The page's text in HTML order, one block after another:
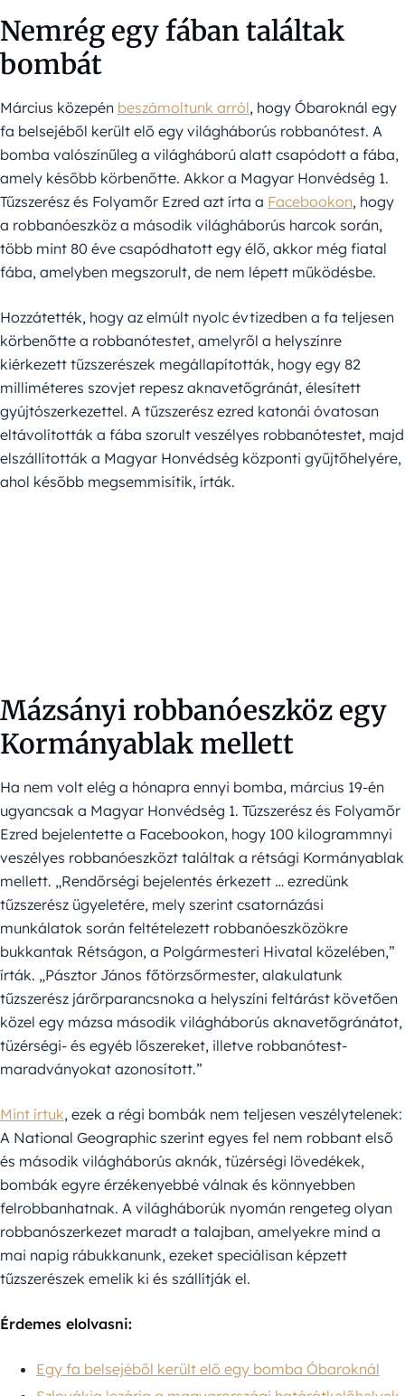
Nemrég egy fában találtak
bombát
Március közepén beszámoltunk arról, hogy Óbaroknál egy
fa belsejéből került elő egy világháborús robbanótest. A
bomba valószínűleg a világháború alatt csapódott a fába,
amely később körbenőtte. Akkor a Magyar Honvédség 1.
Tűzszerész és Folyamőr Ezred azt írta a Facebookon, hogy
a robbanóeszköz a második világháborús harcok során,
több mint 80 éve csapódhatott egy élő, akkor még fiatal
fába, amelyben megszorult, de nem lépett működésbe.
Hozzátették, hogy az elmúlt nyolc évtizedben a fa teljesen
körbenőtte a robbanótestet, amelyről a helyszínre
kiérkezett tűzszerészek megállapították, hogy egy 82
milliméteres szovjet repesz aknavetőgránát, élesített
gyújtószerkezettel. A tűzszerész ezred katonái óvatosan
eltávolították a fába szorult veszélyes robbanótestet, majd
elszállították a Magyar Honvédség központi gyűjtőhelyére,
ahol később megsemmisítik, írták.
Mázsányi robbanóeszköz egy
Kormányablak mellett
Ha nem volt elég a hónapra ennyi bomba, március 19-én
ugyancsak a Magyar Honvédség 1. Tűzszerész és Folyamőr
Ezred bejelentette a Facebookon, hogy 100 kilogrammnyi
veszélyes robbanóeszközt találtak a rétsági Kormányablak
mellett. „Rendőrségi bejelentés érkezett … ezredünk
tűzszerész ügyeletére, mely szerint csatornázási
munkálatok során feltételezett robbanóeszközökre
bukkantak Rétságon, a Polgármesteri Hivatal közelében,”
írták. „Pásztor János főtörzsőrmester, alakulatunk
tűzszerész járőrparancsnoka a helyszíni feltárást követően
közel egy mázsa második világháborús aknavetőgránátot,
tüzérségi- és egyéb lőszereket, illetve robbanótest-
maradványokat azonosított.”
Mint írtuk, ezek a régi bombák nem teljesen veszélytelenek:
A National Geographic szerint egyes fel nem robbant első
és második világháborús aknák, tüzérségi lövedékek,
bombák egyre érzékenyebbé válnak és könnyebben
felrobbanhatnak. A világháborúk nyomán rengeteg olyan
robbanószerkezet maradt a talajban, amelyekre mind a
mai napig rábukkanunk, ezeket speciálisan képzett
tűzszerészek emelik ki és szállítják el.
Érdemes elolvasni:
Egy fa belsejéből került elő egy bomba Óbaroknál